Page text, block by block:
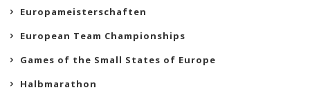
Europameisterschaften
European Team Championships
Games of the Small States of Europe
Halbmarathon